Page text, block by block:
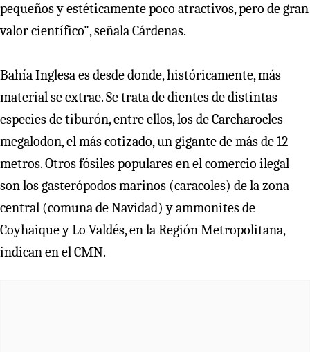
pequeños y estéticamente poco atractivos, pero de gran
valor científico", señala Cárdenas.
Bahía Inglesa es desde donde, históricamente, más
material se extrae. Se trata de dientes de distintas
especies de tiburón, entre ellos, los de Carcharocles
megalodon, el más cotizado, un gigante de más de 12
metros. Otros fósiles populares en el comercio ilegal
son los gasterópodos marinos (caracoles) de la zona
central (comuna de Navidad) y ammonites de
Coyhaique y Lo Valdés, en la Región Metropolitana,
indican en el CMN.